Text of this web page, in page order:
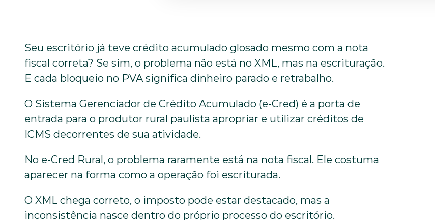
Seu escritório já teve crédito acumulado glosado mesmo com a nota
fiscal correta? Se sim, o problema não está no XML, mas na escrituração.
E cada bloqueio no PVA significa dinheiro parado e retrabalho.
O Sistema Gerenciador de Crédito Acumulado (e-Cred) é a porta de
entrada para o produtor rural paulista apropriar e utilizar créditos de
ICMS decorrentes de sua atividade.
No e-Cred Rural, o problema raramente está na nota fiscal. Ele costuma
aparecer na forma como a operação foi escriturada.
O XML chega correto, o imposto pode estar destacado, mas a
inconsistência nasce dentro do próprio processo do escritório.